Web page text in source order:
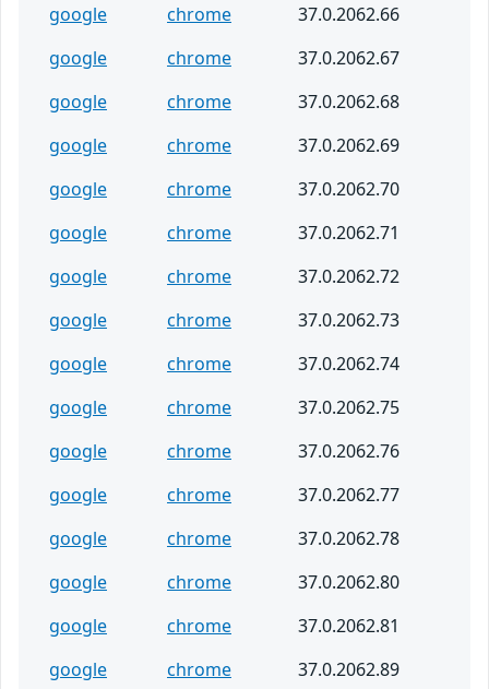
google
chrome
37.0.2062.66
google
chrome
37.0.2062.67
google
chrome
37.0.2062.68
google
chrome
37.0.2062.69
google
chrome
37.0.2062.70
google
chrome
37.0.2062.71
google
chrome
37.0.2062.72
google
chrome
37.0.2062.73
google
chrome
37.0.2062.74
google
chrome
37.0.2062.75
google
chrome
37.0.2062.76
google
chrome
37.0.2062.77
google
chrome
37.0.2062.78
google
chrome
37.0.2062.80
google
chrome
37.0.2062.81
google
chrome 37.0.2062.89